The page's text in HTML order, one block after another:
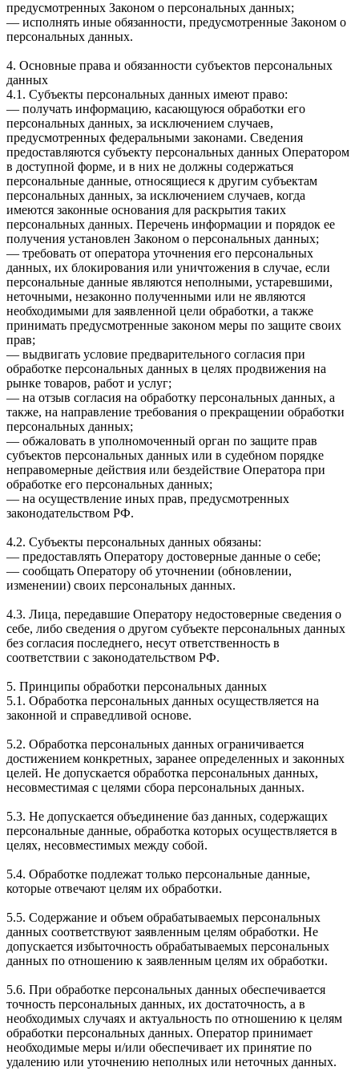
предусмотренных Законом о персональных данных;
— исполнять иные обязанности, предусмотренные Законом о
персональных данных.
4. Основные права и обязанности субъектов персональных
данных
4.1. Субъекты персональных данных имеют право:
— получать информацию, касающуюся обработки его
персональных данных, за исключением случаев,
предусмотренных федеральными законами. Сведения
предоставляются субъекту персональных данных Оператором
в доступной форме, и в них не должны содержаться
персональные данные, относящиеся к другим субъектам
персональных данных, за исключением случаев, когда
имеются законные основания для раскрытия таких
персональных данных. Перечень информации и порядок ее
получения установлен Законом о персональных данных;
— требовать от оператора уточнения его персональных
данных, их блокирования или уничтожения в случае, если
персональные данные являются неполными, устаревшими,
неточными, незаконно полученными или не являются
необходимыми для заявленной цели обработки, а также
принимать предусмотренные законом меры по защите своих
прав;
— выдвигать условие предварительного согласия при
обработке персональных данных в целях продвижения на
рынке товаров, работ и услуг;
— на отзыв согласия на обработку персональных данных, а
также, на направление требования о прекращении обработки
персональных данных;
— обжаловать в уполномоченный орган по защите прав
субъектов персональных данных или в судебном порядке
неправомерные действия или бездействие Оператора при
обработке его персональных данных;
— на осуществление иных прав, предусмотренных
законодательством РФ.
4.2. Субъекты персональных данных обязаны:
— предоставлять Оператору достоверные данные о себе;
— сообщать Оператору об уточнении (обновлении,
изменении) своих персональных данных.
4.3. Лица, передавшие Оператору недостоверные сведения о
себе, либо сведения о другом субъекте персональных данных
без согласия последнего, несут ответственность в
соответствии с законодательством РФ.
5. Принципы обработки персональных данных
5.1. Обработка персональных данных осуществляется на
законной и справедливой основе.
5.2. Обработка персональных данных ограничивается
достижением конкретных, заранее определенных и законных
целей. Не допускается обработка персональных данных,
несовместимая с целями сбора персональных данных.
5.3. Не допускается объединение баз данных, содержащих
персональные данные, обработка которых осуществляется в
целях, несовместимых между собой.
5.4. Обработке подлежат только персональные данные,
которые отвечают целям их обработки.
5.5. Содержание и объем обрабатываемых персональных
данных соответствуют заявленным целям обработки. Не
допускается избыточность обрабатываемых персональных
данных по отношению к заявленным целям их обработки.
5.6. При обработке персональных данных обеспечивается
точность персональных данных, их достаточность, а в
необходимых случаях и актуальность по отношению к целям
обработки персональных данных. Оператор принимает
необходимые меры и/или обеспечивает их принятие по
удалению или уточнению неполных или неточных данных.